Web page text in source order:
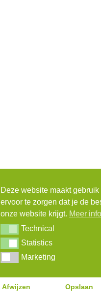
Deze website maakt
ervoor te zorgen dat je de
onze website krijgt. Meer
TechnicalTechnical
StatisticsStatistics
MarketingMarketing
Afwijzen Opslaan